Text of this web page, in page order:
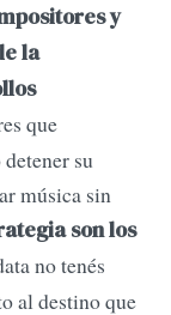
y
la
que
su
música sin
son los
no tenés
al destino que